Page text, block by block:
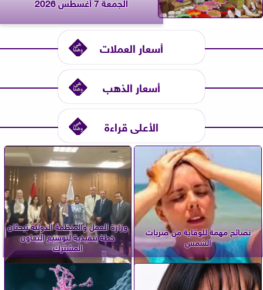
أسعار العملات
أسعار الذهب
الأعلى قراءة
نصائح مهمة للوقاية من ضربات
الشمس
وزارة العمل والمنظمة الدولية تبحثان
خطة تنفيذية لتوسيع التعاون
المشترك